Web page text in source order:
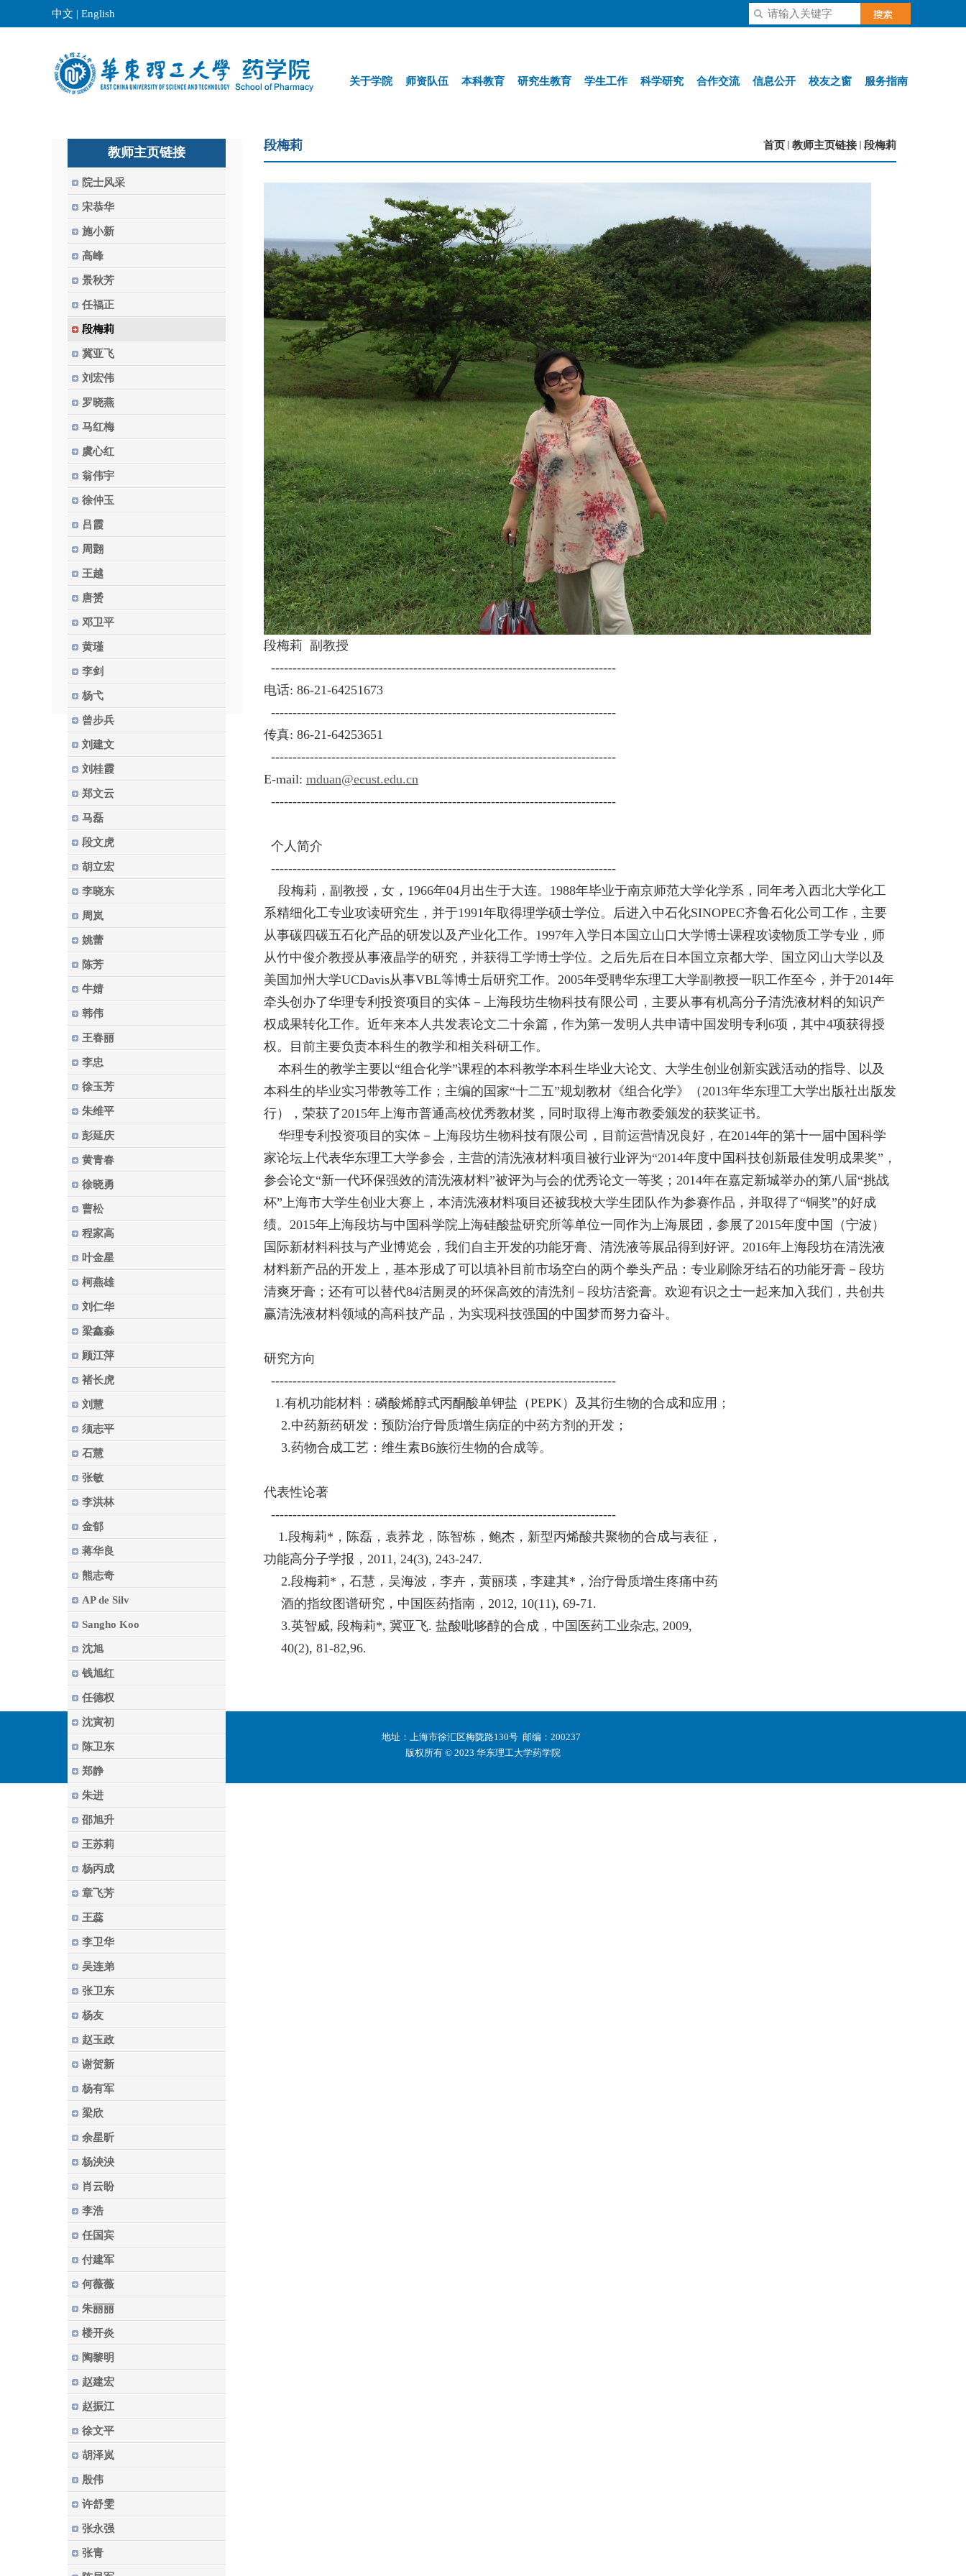
中文 | English
关于学院 师资队伍 本科教育 研究生教育 学生工作 科学研究 合作交流 信息公开 校友之窗 服务指南
教师主页链接
院士风采
宋恭华
施小新
高峰
景秋芳
任福正
段梅莉
冀亚飞
刘宏伟
罗晓燕
马红梅
虞心红
翁伟宇
徐仲玉
吕霞
周翾
王越
唐赟
邓卫平
黄瑾
李剑
杨弋
曾步兵
刘建文
刘桂霞
郑文云
马磊
段文虎
胡立宏
李晓东
周岚
姚蕾
陈芳
牛婧
韩伟
王春丽
李忠
徐玉芳
朱维平
彭延庆
黄青春
徐晓勇
曹松
程家高
叶金星
柯燕雄
刘仁华
梁鑫淼
顾江萍
褚长虎
刘慧
须志平
石慧
张敏
李洪林
金郁
蒋华良
熊志奇
AP de Silv
Sangho Koo
沈旭
钱旭红
任德权
沈寅初
陈卫东
郑静
朱进
邵旭升
王苏莉
杨丙成
章飞芳
王蕊
李卫华
吴连弟
张卫东
杨友
赵玉政
谢贺新
杨有军
梁欣
余星昕
杨泱泱
肖云盼
李浩
任国宾
付建军
何薇薇
朱丽丽
楼开炎
陶黎明
赵建宏
赵振江
徐文平
胡泽岚
殷伟
许舒雯
张永强
张青
段梅莉 首页 教师主页链接 段梅莉
段梅莉 副教授
--------------------------------------------------------------------------------
电话: 86-21-64251673
--------------------------------------------------------------------------------
传真: 86-21-64253651
--------------------------------------------------------------------------------
E-mail: mduan@ecust.edu.cn
--------------------------------------------------------------------------------
个人简介
--------------------------------------------------------------------------------
段梅莉，副教授，女， 1966年04月出生于大连。 1988年毕业于南京师范大学化学系，同年考入西北大学化工
系精细化工专业攻读研究生，并于1991年取得理学硕士学位。后进入中石化SINOPEC齐鲁石化公司工作，主要
从事碳四碳五石化产品的研发以及产业化工作。 1997年入学日本国立山口大学博士课程攻读物质工学专业，师
从竹中俊介教授从事液晶学的研究，并获得工学博士学位。 之后先后在日本国立京都大学、国立冈山大学以及
美国加州大学UCDavis从事VBL等博士后研究工作。 2005年受聘华东理工大学副教授一职工作至今，并于2014年
牵头创办了华理专利投资项目的实体－上海段坊生物科技有限公司，主要从事有机高分子清洗液材料的知识产
权成果转化工作。近年来本人共发表论文二十余篇，作为第一发明人共申请中国发明专利 6项，其中4项获得授
权。目前主要负责本科生的教学和相关科研工作。
本科生的教学主要以“组合化学”课程的本科教学本科生毕业大论文、大学生创业创新实践活动的指导、以及
本科生的毕业实习带教等工作；主编的国家“十二五”规划教材《组合化学》（2013年华东理工大学出版社出版发
行），荣获了2015年上海市普通高校优秀教材奖，同时取得上海市教委颁发的获奖证书。
华理专利投资项目的实体－上海段坊生物科技有限公司，目前运营情况良好，在2014年的第十一届中国科学
家论坛上代表华东理工大学参会，主营的清洗液材料项目被行业评为“2014年度中国科技创新最佳发明成果奖”，
参会论文“新一代环保强效的清洗液材料”被评为与会的优秀论文一等奖； 2014年在嘉定新城举办的第八届“挑战
杯”上海市大学生创业大赛上，本清洗液材料项目还被我校大学生团队作为参赛作品，并取得了“铜奖”的好成
绩。 2015年上海段坊与中国科学院上海硅酸盐研究所等单位一同作为上海展团，参展了2015年度中国（宁波）
国际新材料科技与产业博览会，我们自主开发的功能牙膏、清洗液等展品得到好评。 2016年上海段坊在清洗液
材料新产品的开发上，基本形成了可以填补目前市场空白的两个拳头产品：专业刷除牙结石的功能牙膏－段坊
清爽牙膏；还有可以替代84洁厕灵的环保高效的清洗剂－段坊洁瓷膏。欢迎有识之士一起来加入我们，共创共
赢清洗液材料领域的高科技产品，为实现科技强国的中国梦而努力奋斗。
研究方向
--------------------------------------------------------------------------------
1.有机功能材料：磷酸烯醇式丙酮酸单钾盐（PEPK）及其衍生物的合成和应用；
2.中药新药研发：预防治疗骨质增生病症的中药方剂的开发；
3.药物合成工艺：维生素B6族衍生物的合成等。
代表性论著
--------------------------------------------------------------------------------
1.段梅莉* ，陈磊，袁荞龙，陈智栋，鲍杰，新型丙烯酸共聚物的合成与表征，
功能高分子学报， 2011, 24(3), 243-247.
2.段梅莉*，石慧，吴海波，李卉，黄丽瑛，李建其*，治疗骨质增生疼痛中药
酒的指纹图谱研究，中国医药指南， 2012, 10(11), 69-71.
3.英智威, 段梅莉*, 冀亚飞. 盐酸吡哆醇的合成，中国医药工业杂志, 2009,
40(2), 81-82,96.
地址：上海市徐汇区梅陇路130号 邮编：200237
版权所有 © 2023 华东理工大学药学院